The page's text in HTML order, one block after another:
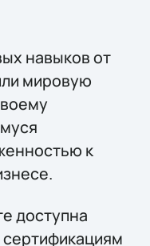
навыков от
мировую
к
доступна